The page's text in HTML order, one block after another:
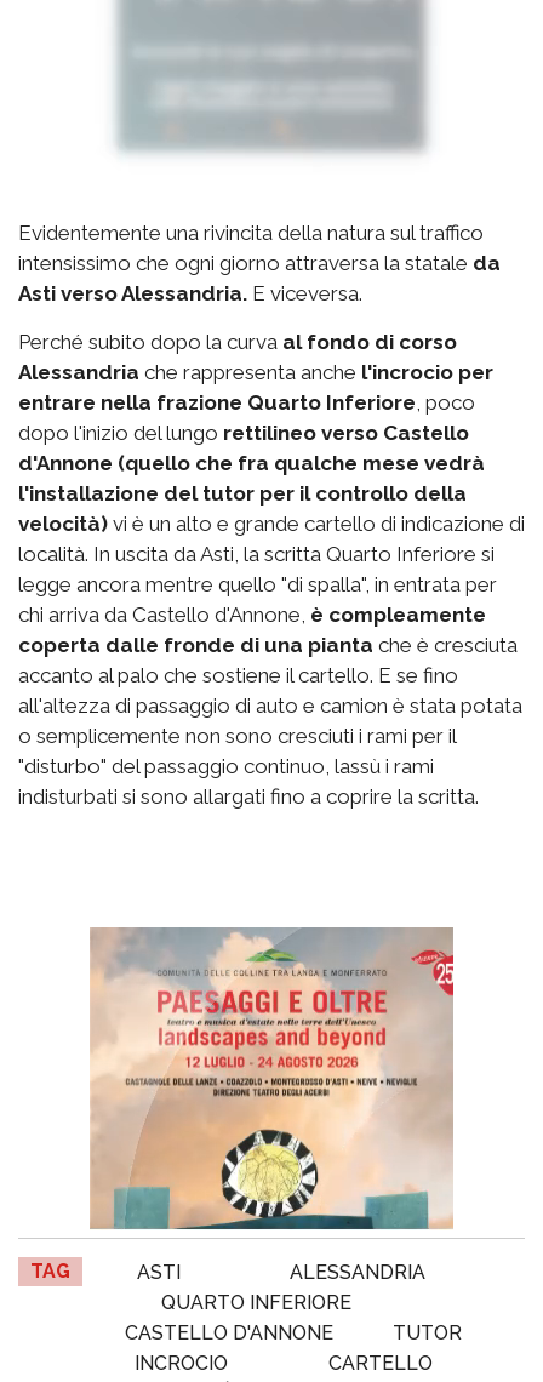
Evidentemente una rivincita della natura sul traffico
intensissimo che ogni giorno attraversa la statale da
Asti verso Alessandria. E viceversa.
Perché subito dopo la curva al fondo di corso
Alessandria che rappresenta anche l'incrocio per
entrare nella frazione Quarto Inferiore , poco
dopo l'inizio del lungo rettilineo verso Castello
d'Annone (quello che fra qualche mese vedrà
l'installazione del tutor per il controllo della
velocità) vi è un alto e grande cartello di indicazione di
località. In uscita da Asti, la scritta Quarto Inferiore si
legge ancora mentre quello "di spalla", in entrata per
chi arriva da Castello d'Annone, è compleamente
coperta dalle fronde di una pianta che è cresciuta
accanto al palo che sostiene il cartello. E se fino
all'altezza di passaggio di auto e camion è stata potata
o semplicemente non sono cresciuti i rami per il
"disturbo" del passaggio continuo, lassù i rami
indisturbati si sono allargati fino a coprire la scritta.
TAG ASTI
ALESSANDRIA
QUARTO INFERIORE
CASTELLO D'ANNONE
TUTOR
INCROCIO
CARTELLO